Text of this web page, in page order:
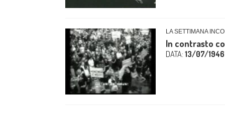
LA SETTIMANA
In contrasto
DATA: 13/07/1946